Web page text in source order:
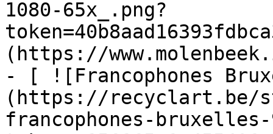
1080-65x_.png?
(https://
- [ ![Francophones
(https://recyclart.be/
francophones-bruxelles-